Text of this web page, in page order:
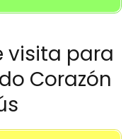
visita para
Corazón